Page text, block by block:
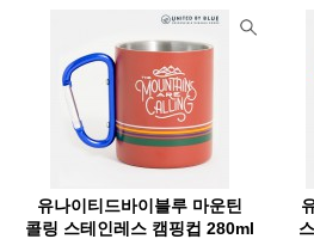
클라루스(Klarrus) 클라터
클린켄틴(Kleankanteen)
탑앤탑(Top&Top) 투드
테라네이션(Terranation) 트란지
파이커택티컬 팬쳐리커버리풋웨
유나이티드바이블루 마운틴
콜링 스테인레스 캠핑컵 280ml